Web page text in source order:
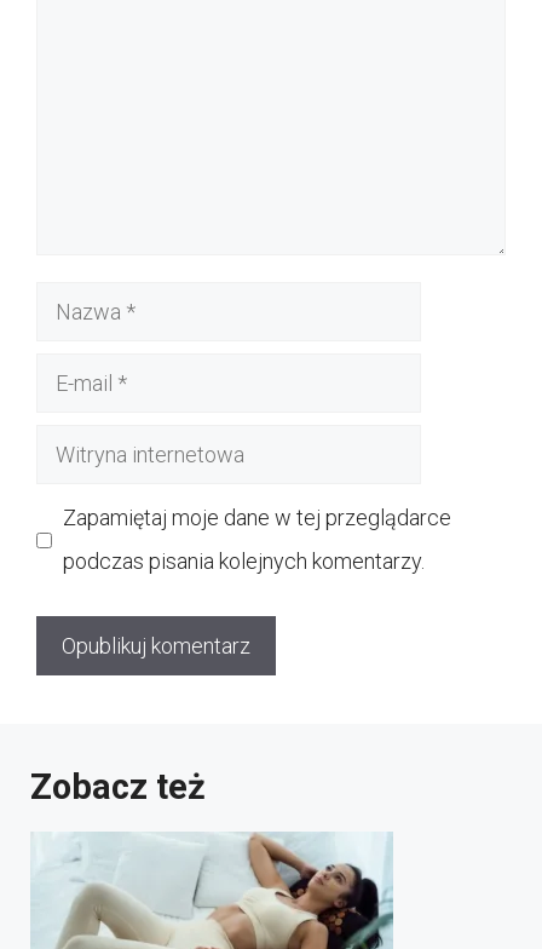
Nazwa
Witryna
Zapamiętaj moje dane w tej przeglądarce
podczas pisania kolejnych komentarzy.
Zobacz też